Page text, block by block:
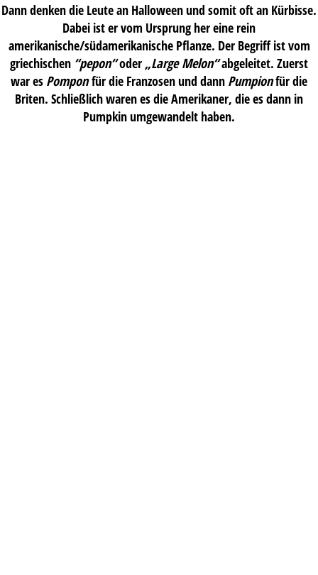
Dann denken die Leute an Halloween und somit oft an Kürbisse.
Dabei ist er vom Ursprung her eine rein
amerikanische/südamerikanische Pflanze. Der Begriff ist vom
griechischen “pepon“oder „Large Melon“abgeleitet. Zuerst
war es Pomponfür die Franzosen und dann Pumpionfür die
Briten. Schließlich waren es die Amerikaner, die es dann in
Pumpkin umgewandelt haben.